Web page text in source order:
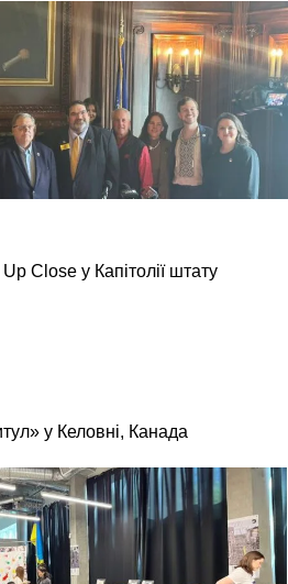
Close у Капітолії штату
у Келовні, Канада